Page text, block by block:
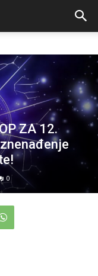
ZA 12.
0